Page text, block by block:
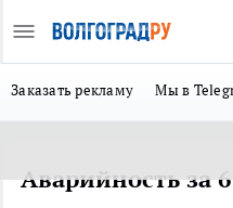
Заказать рекламу Мы в
Аварийность за